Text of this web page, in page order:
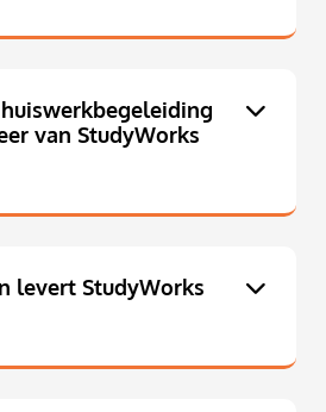
van StudyWorks
levert StudyWorks